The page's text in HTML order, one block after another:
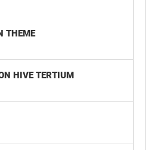
THEME
HIVE TERTIUM